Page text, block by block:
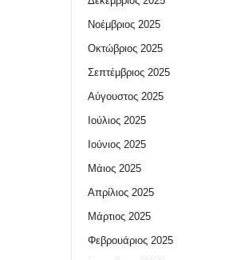
Νοέμβριος 2025
Οκτώβριος 2025
Σεπτέμβριος 2025
Αύγουστος 2025
Ιούλιος 2025
Ιούνιος 2025
Μάιος 2025
Απρίλιος 2025
Μάρτιος 2025
Φεβρουάριος 2025